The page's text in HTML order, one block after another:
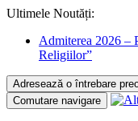
Ultimele Noutăți:
Admiterea 2026 –
Religiilor”
Adresează o întrebare
Comutare navigare